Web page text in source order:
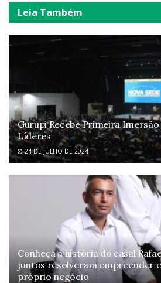
Leia Também
Gurupi Recebe Primeira
Líderes
24 DE JULHO DE 2024
Conheça a história do casal
juntos resolveram empreender
próprio negócio